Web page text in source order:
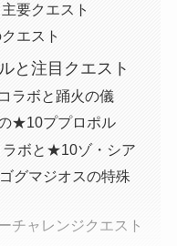
要クエスト
エスト
と注目クエスト
ラボと踊火の儀
★10ププロポル
ボと★10ゾ・シア
グマジオスの特殊
チャレンジクエスト